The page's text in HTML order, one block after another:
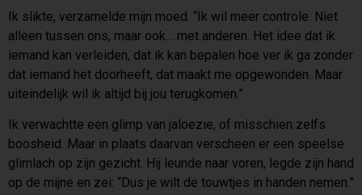
Ik slikte, verzamelde mijn moed. “Ik wil meer controle. Niet
alleen tussen ons, maar ook… met anderen. Het idee dat ik
iemand kan verleiden, dat ik kan bepalen hoe ver ik ga zonder
dat iemand het doorheeft, dat maakt me opgewonden. Maar
uiteindelijk wil ik altijd bij jou terugkomen.”
Ik verwachtte een glimp van jaloezie, of misschien zelfs
boosheid. Maar in plaats daarvan verscheen er een speelse
glimlach op zijn gezicht. Hij leunde naar voren, legde zijn hand
op de mijne en zei: “Dus je wilt de touwtjes in handen nemen.”